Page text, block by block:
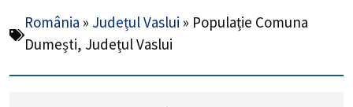
România » Județul Vaslui » Populație Comuna
Dumești, Județul Vaslui